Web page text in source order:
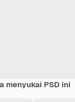
menyukai PSD ini